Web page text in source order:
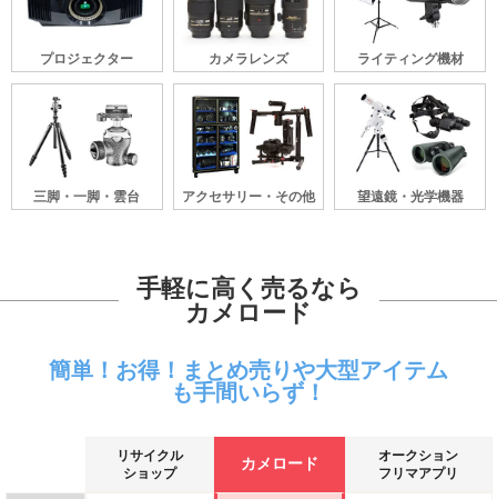
プロジェクター カメラレンズ ライティング機材
三脚・一脚・雲台 アクセサリー・その他 望遠鏡・光学機器
手軽に高く売るなら
カメロード
簡単！お得！まとめ売りや大型アイテム
も手間いらず！
リサイクル
ショップ
カメロード
オークション
フリマアプリ